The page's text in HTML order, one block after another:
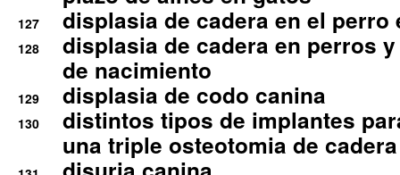
127 displasia de cadera en el perro
128
displasia de cadera en perros
de nacimiento
129 displasia de codo canina
130
distintos tipos de implantes
una triple osteotomia de cadera